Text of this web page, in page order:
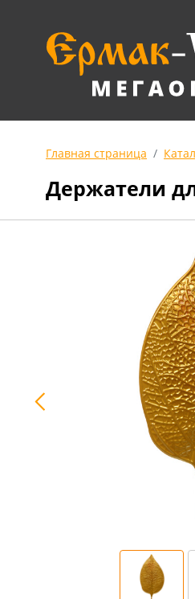
Главная страница
Держатели